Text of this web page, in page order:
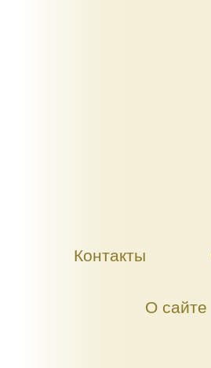
Контакты
О сайте